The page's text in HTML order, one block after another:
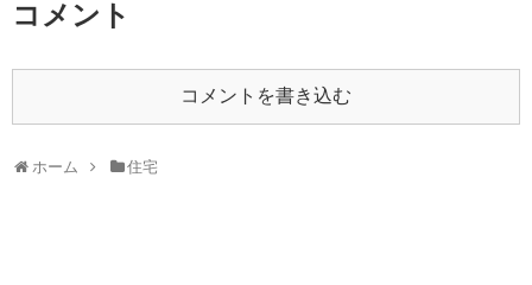
コメント
コメントを書き込む
ホーム 住宅